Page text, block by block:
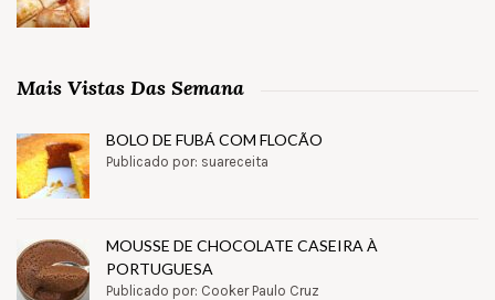
Mais Vistas Das Semana
BOLO DE FUBÁ COM FLOCÃO
Publicado por: suareceita
MOUSSE DE CHOCOLATE CASEIRA À
PORTUGUESA
Publicado por: Cooker Paulo Cruz